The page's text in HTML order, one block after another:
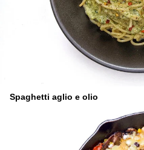
Spaghetti aglio e olio